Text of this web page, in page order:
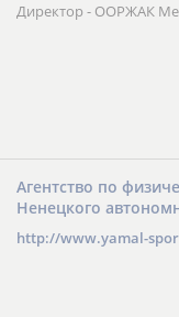
Директор - ООРЖАК
Агентство по
Ненецкого
http://www.yamal-